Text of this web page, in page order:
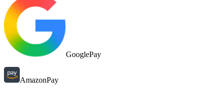
GooglePay
AmazonPay